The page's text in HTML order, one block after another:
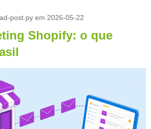
post.py em 2026-05-22
Shopify: o que